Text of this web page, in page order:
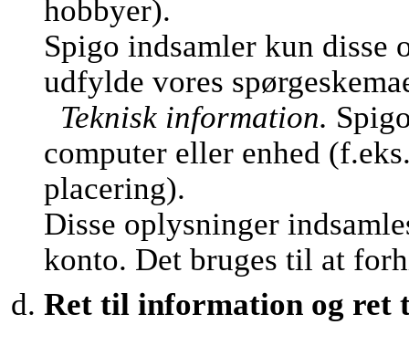
hobbyer).
Spigo indsamler kun
udfylde vores
Teknisk information.
computer eller enhed
placering).
Disse oplysninger
konto. Det bruges til at
Ret til information og ret